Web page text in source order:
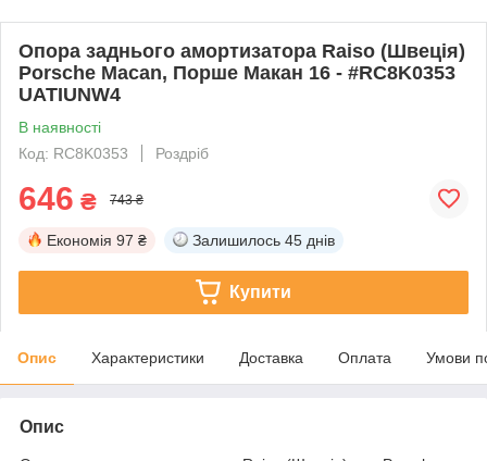
Опора заднього амортизатора Raiso (Швеція)
Porsche Macan, Порше Макан 16 - #RC8K0353
UATIUNW4
В наявності
Код: RC8K0353
Роздріб
646 ₴ 743 ₴
Економія 97 ₴ Залишилось 45 днів
Купити
Опис Характеристики Доставка Оплата Умови
Опис